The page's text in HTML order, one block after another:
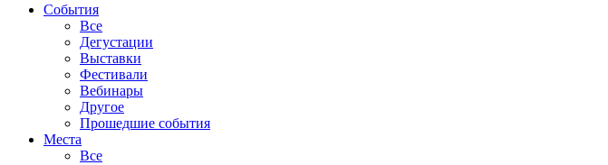
События
Все
Дегустации
Выставки
Фестивали
Вебинары
Другое
Прошедшие события
Места
Все